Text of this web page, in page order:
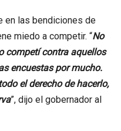
en las bendiciones de
miedo a competir. “No
competí contra aquellos
encuestas por mucho.
el derecho de hacerlo,
”, dijo el gobernador al